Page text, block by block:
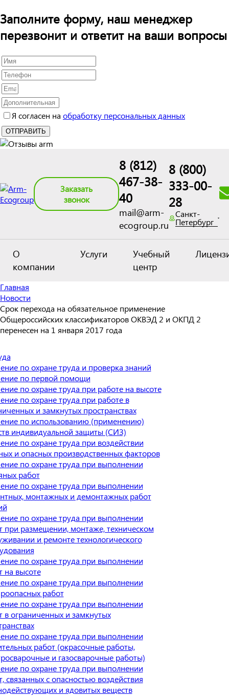
Заполните форму, наш менеджер
перезвонит и ответит на ваши вопросы
Я согласен на обработку персональных данных
Заказать
звонок
8 (812)
467-38-
40
mail@arm-
ecogroup.ru
8 (800)
333-00-
28
Санкт-
Петербург
О
компании
Услуги
Учебный
центр
Главная
Новости
Срок перехода на обязательное применение
Общероссийских классификаторов ОКВЭД 2 и ОКПД 2
перенесен на 1 января 2017 года
по охране труда и проверка знаний
по первой помощи
по охране труда при работе на высоте
по охране труда при работе в
и замкнутых пространствах
по использованию (применению)
индивидуальной защиты (СИЗ)
по охране труда при воздействии
и опасных производственных факторов
по охране труда при выполнении
работ
по охране труда при выполнении
монтажных и демонтажных работ
по охране труда при выполнении
при размещении, монтаже, техническом
и ремонте технологического
по охране труда при выполнении
на высоте
по охране труда при выполнении
работ
по охране труда при выполнении
в ограниченных и замкнутых
по охране труда при выполнении
работ (окрасочные работы,
и газосварочные работы)
по охране труда при выполнении
связанных с опасностью воздействия
и ядовитых веществ